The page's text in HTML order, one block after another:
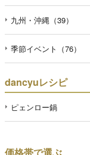
九州・沖縄（39）
季節イベント（76）
dancyuレシピ
ピェンロー鍋
価格帯で選ぶ